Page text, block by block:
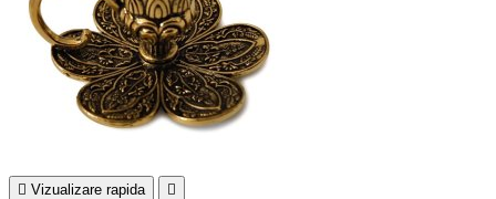
 Vizualizare rapida 